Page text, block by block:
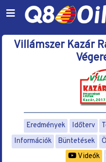
Villámszer Kazár
Eredmények Időterv
Információk
Büntetések
Videók